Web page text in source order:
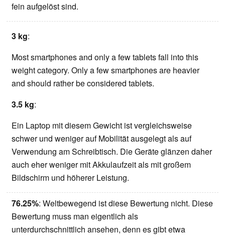
fein aufgelöst sind.
3 kg:
Most smartphones and only a few tablets fall into this
weight category. Only a few smartphones are heavier
and should rather be considered tablets.
3.5 kg:
Ein Laptop mit diesem Gewicht ist vergleichsweise
schwer und weniger auf Mobilität ausgelegt als auf
Verwendung am Schreibtisch. Die Geräte glänzen daher
auch eher weniger mit Akkulaufzeit als mit großem
Bildschirm und höherer Leistung.
76.25%: Weltbewegend ist diese Bewertung nicht. Diese
Bewertung muss man eigentlich als
unterdurchschnittlich ansehen, denn es gibt etwa